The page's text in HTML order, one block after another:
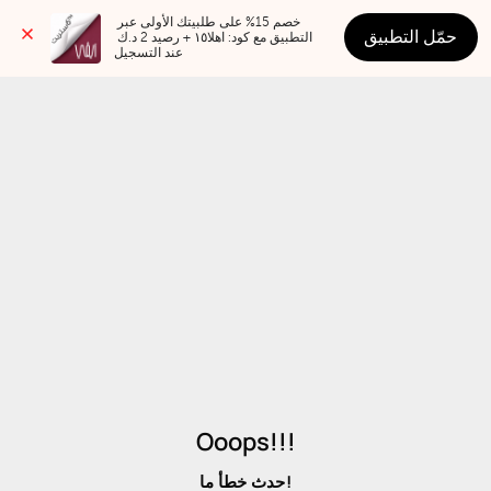
عند التسجيل
حمّل التطبيق
Ooops!!!
حدث خطأ ما!